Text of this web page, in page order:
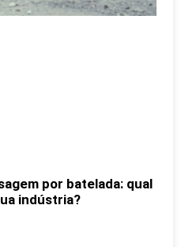
por batelada: qual
indústria?